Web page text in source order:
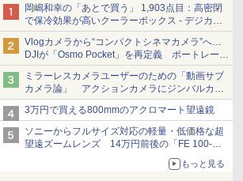
岡嶋和幸の「あとで買う」 1,903点目：高密閉
で保冷効果が高いクーラーボックス - デジカメ
Watch
Vlogカメラから“コンパクトシネマカメラ”へ…
DJIが「Osmo Pocket」を再定義 ポートレート
重視の映像設計に
ミラーレスカメラユーザーのための「動画サブ
カメラ論」 アクションカメラにジンバルカメ
ラ……その実質的な違いは？
3万円で買える800mmのアクロマート望遠鏡
ソニーからフルサイズ対応の軽量・低価格な超
望遠ズームレンズ 14万円前後の「FE 100-
もっと見る